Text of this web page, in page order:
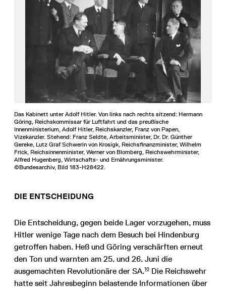
Das Kabinett unter Adolf Hitler. Von links nach rechts sitzend: Hermann
Göring, Reichskommissar für Luftfahrt und das preußische
Innenministerium, Adolf Hitler, Reichskanzler, Franz von Papen,
Vizekanzler. Stehend: Franz Seldte, Arbeitsminister, Dr. Dr. Günther
Gereke, Lutz Graf Schwerin von Krosigk, Reichsfinanzminister, Wilhelm
Frick, Reichsinnenminister, Werner von Blomberg, Reichswehrminister,
Alfred Hugenberg, Wirtschafts- und Ernährungsminister.
©Bundesarchiv, Bild 183-H28422.
DIE ENTSCHEIDUNG
Die Entscheidung, gegen beide Lager vorzugehen, muss
Hitler wenige Tage nach dem Besuch bei Hindenburg
getroffen haben. Heß und Göring verschärften erneut
den Ton und warnten am 25. und 26. Juni die
ausgemachten Revolutionäre der SA.10 Die Reichswehr
hatte seit Jahresbeginn belastende Informationen über